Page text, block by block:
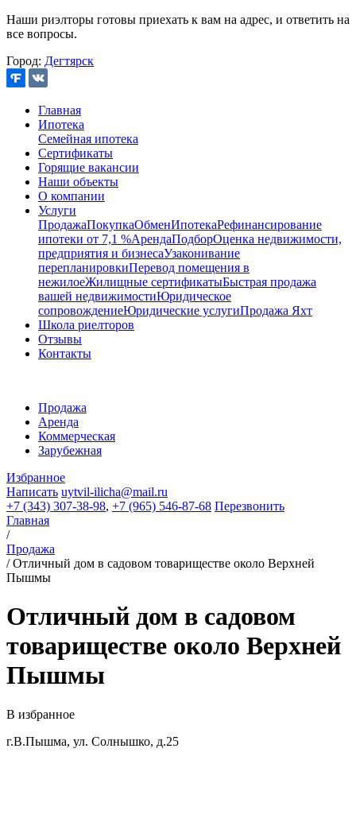
Наши риэлторы готовы приехать к вам на адрес, и ответить на
все вопросы.
Город: Дегтярск
Главная
Ипотека
Семейная ипотека
Сертификаты
Горящие вакансии
Наши объекты
О компании
Услуги
ПродажаПокупкаОбменИпотекаРефинансирование
ипотеки от 7,1 %АрендаПодборОценка недвижимости,
предприятия и бизнесаУзаконивание
перепланировкиПеревод помещения в
нежилоеЖилищные сертификатыБыстрая продажа
вашей недвижимостиЮридическое
сопровождениеЮридические услугиПродажа Яхт
Школа риелторов
Отзывы
Контакты
Продажа
Аренда
Коммерческая
Зарубежная
Избранное
Написать uytvil-ilicha@mail.ru
+7 (343) 307-38-98, +7 (965) 546-87-68 Перезвонить
Главная
/
Продажа
/Отличный дом в садовом товариществе около Верхней
Пышмы
Отличный дом в садовом
товариществе около Верхней
Пышмы
В избранное
г.В.Пышма, ул. Солнышко, д.25